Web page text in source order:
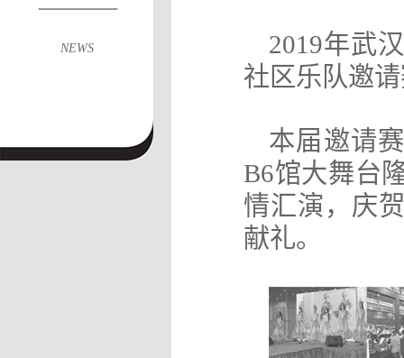
NEWS 2019年武
社区乐队邀
本届邀请
B6馆大舞台
情汇演，庆
献礼。